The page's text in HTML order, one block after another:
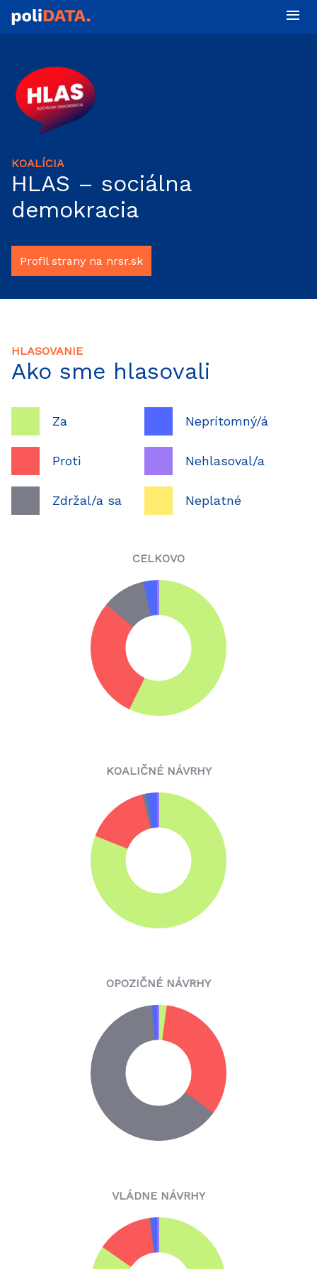
KOALÍCIA
HLAS – sociálna
demokracia
Profil strany na nrsr.sk
HLASOVANIE
Ako sme hlasovali
Za
Proti
Zdržal/a sa
Neprítomný/á
Nehlasoval/a
Neplatné
CELKOVO
KOALIČNÉ NÁVRHY
OPOZIČNÉ NÁVRHY
VLÁDNE NÁVRHY